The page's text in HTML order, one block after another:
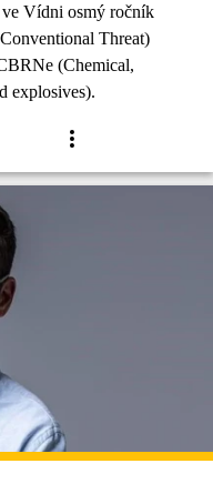
ve Vídni osmý ročník
Threat)
(Chemical,
explosives).